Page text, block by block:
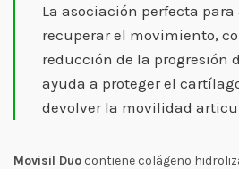
La asociación perfecta
recuperar el movimiento,
reducción de la progresión
ayuda a proteger el
devolver la movilidad
Movisil Duo contiene colágeno